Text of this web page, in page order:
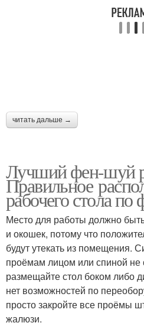
читать дальше →
Лучший фен-шуй
Правильное
рабочего стола
Место для работы должно
и окошек, потому что
будут утекать из помещения.
проёмам лицом или спиной не
размещайте стол боком либо
нет возможностей по
просто закройте все проёмы
жалюзи.